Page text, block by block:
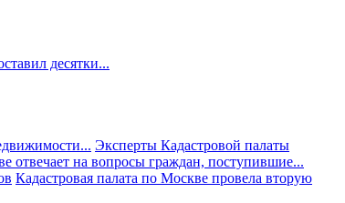
десятки...
Эксперты Кадастровой палаты
отвечает на вопросы граждан, поступившие...
Кадастровая палата по Москве провела вторую